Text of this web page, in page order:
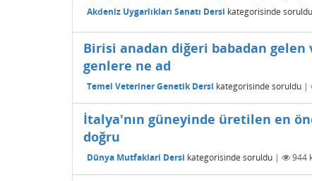
Akdeniz Uygarlıkları Sanatı Dersi kategorisinde soruldu
Birisi anadan diğeri babadan gelen
genlere ne ad
Temel Veteriner Genetik Dersi kategorisinde soruldu |
İtalya'nın güneyinde üretilen en
doğru
Dünya Mutfaklari Dersi kategorisinde soruldu | 944